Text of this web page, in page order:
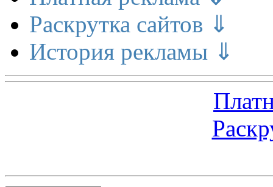
Раскрутка сайтов ⇓
История рекламы ⇓